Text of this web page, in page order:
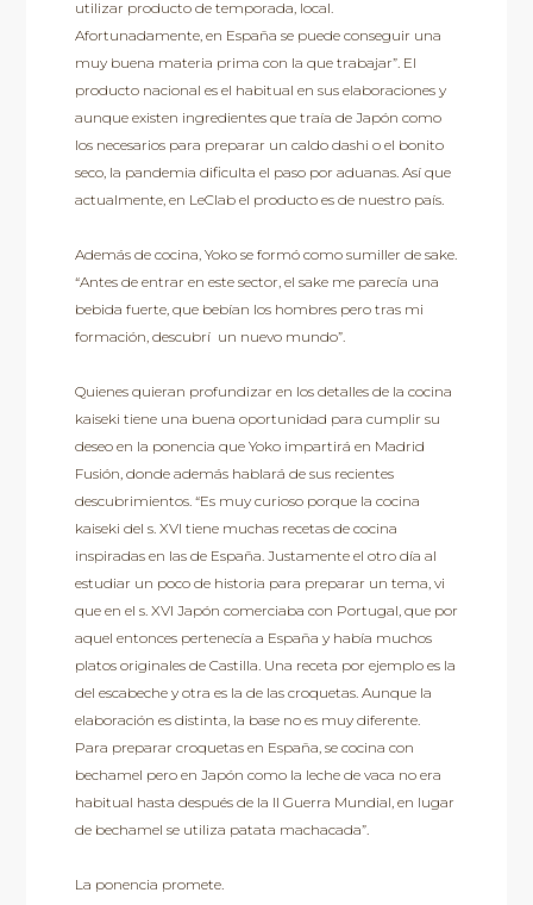
utilizar producto de temporada, local.
Afortunadamente, en España se puede conseguir una
muy buena materia prima con la que trabajar”. El
producto nacional es el habitual en sus elaboraciones y
aunque existen ingredientes que traía de Japón como
los necesarios para preparar un caldo dashi o el bonito
seco, la pandemia dificulta el paso por aduanas. Así que
actualmente, en LeClab el producto es de nuestro país.
Además de cocina, Yoko se formó como sumiller de sake.
“Antes de entrar en este sector, el sake me parecía una
bebida fuerte, que bebían los hombres pero tras mi
formación, descubrí un nuevo mundo”.
Quienes quieran profundizar en los detalles de la cocina
kaiseki tiene una buena oportunidad para cumplir su
deseo en la ponencia que Yoko impartirá en Madrid
Fusión, donde además hablará de sus recientes
descubrimientos. “Es muy curioso porque la cocina
kaiseki del s. XVI tiene muchas recetas de cocina
inspiradas en las de España. Justamente el otro día al
estudiar un poco de historia para preparar un tema, vi
que en el s. XVI Japón comerciaba con Portugal, que por
aquel entonces pertenecía a España y había muchos
platos originales de Castilla. Una receta por ejemplo es la
del escabeche y otra es la de las croquetas. Aunque la
elaboración es distinta, la base no es muy diferente.
Para preparar croquetas en España, se cocina con
bechamel pero en Japón como la leche de vaca no era
habitual hasta después de la II Guerra Mundial, en lugar
de bechamel se utiliza patata machacada”.
La ponencia promete.